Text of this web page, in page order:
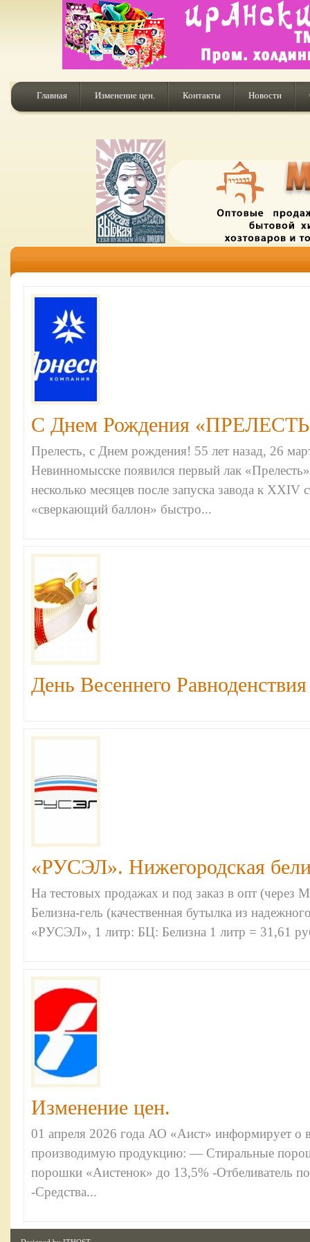
Главная Изменение цен. Контакты Новости
С Днем Рождения
Прелесть, с Днем рождения! 55 лет назад, 26
Невинномысске появился первый лак
несколько месяцев после запуска завода к
«сверкающий баллон» быстро...
День Весеннего
«РУСЭЛ». Нижегородская
На тестовых продажах и под заказ в опт (через
Белизна-гель (качественная бутылка из
«РУСЭЛ», 1 литр: БЦ: Белизна 1 литр = 31,61
Изменение цен.
01 апреля 2026 года АО «Аист» информирует
производимую продукцию: — Стиральные
порошки «Аистенок» до 13,5% -Отбеливатель
-Средства...